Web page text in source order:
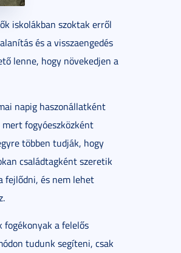
iskolákban szoktak erről
és a visszaengedés
lenne, hogy növekedjen a
napig haszonállatként
mert fogyóeszközként
többen tudják, hogy
családtagként szeretik
fejlődni, és nem lehet
fogékonyak a felelős
tudunk segíteni, csak